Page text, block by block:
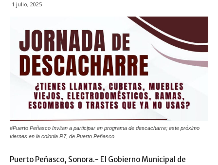
1 julio, 2025
#Puerto Peñasco Invitan a participar en programa de descacharre; este próximo
viernes en la colonia R7, de Puerto Peñasco.
Puerto Peñasco, Sonora.- El Gobierno Municipal de